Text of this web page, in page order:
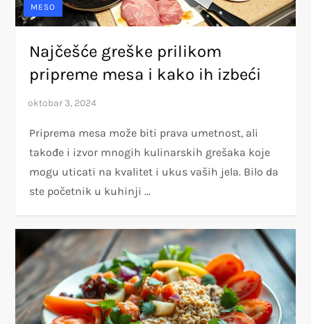
MESO
Najčešće greške prilikom
pripreme mesa i kako ih izbeći
Priprema mesa može biti prava umetnost, ali
takođe i izvor mnogih kulinarskih grešaka koje
mogu uticati na kvalitet i ukus vaših jela. Bilo da
ste početnik u kuhinji …